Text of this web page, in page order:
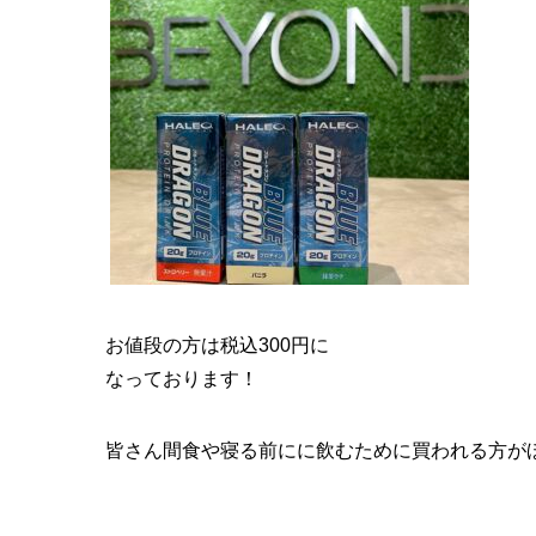
お値段の方は税込300円に
なっております！
皆さん間食や寝る前にに飲むために買われる方が